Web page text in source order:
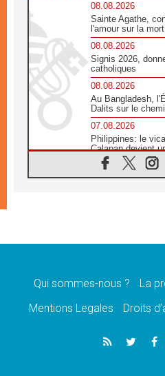
08.08.2026
Sainte Agathe,
l'amour sur la mort
08.08.2026
Signis 2026,
catholiques
08.08.2026
Au Bangladesh,
Dalits sur le
07.08.2026
Philippines: le
Calapan devient
07.08.2026
Congo-
une signature»
Le programme du
07.08.2026
1ère Conférence
Qui sommes-nous ? La
Mentions Legales
Droits